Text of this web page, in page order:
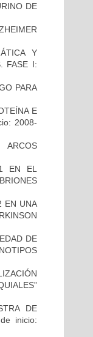
DE
Y
FASE I:
PARA
E
2008-
EN EL
EN UNA
DE
DE
inicio: